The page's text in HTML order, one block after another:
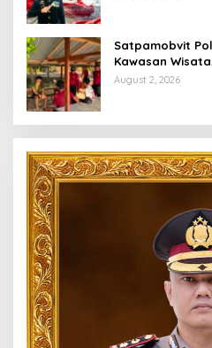
Satpamobvit
Kawasan
dan Kondusif
August 2, 2026